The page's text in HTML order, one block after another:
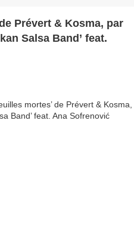
Prévert & Kosma, par
Salsa Band’ feat.